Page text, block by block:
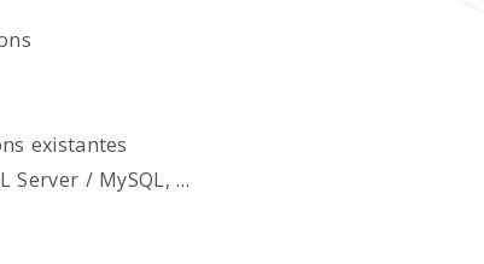
existantes
Server / MySQL, …